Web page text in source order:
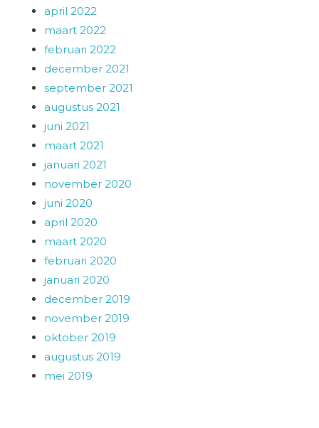
april 2022
maart 2022
februari 2022
december 2021
september 2021
augustus 2021
juni 2021
maart 2021
januari 2021
november 2020
juni 2020
april 2020
maart 2020
februari 2020
januari 2020
december 2019
november 2019
oktober 2019
augustus 2019
mei 2019